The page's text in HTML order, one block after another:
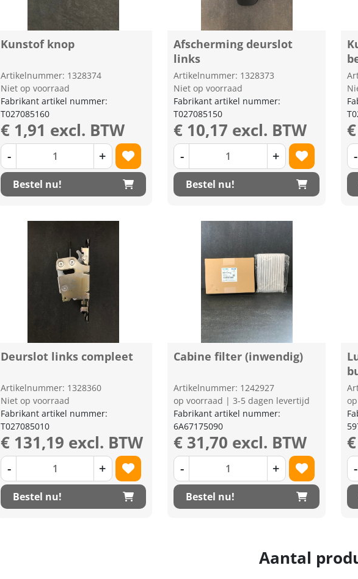
Kunstof knop
Artikelnummer: 1328374
Niet op voorraad
Fabrikant artikel nummer:
T027085160
€ 1,91 excl. BTW
- +
Bestel nu!
Afscherming deurslot
links
Artikelnummer: 1328373
Niet op voorraad
Fabrikant artikel nummer:
T027085150
€ 10,17 excl. BTW
- +
Bestel nu!
-
Deurslot links compleet
Artikelnummer: 1328360
Niet op voorraad
Fabrikant artikel nummer:
T027085010
€ 131,19 excl. BTW
- +
Bestel nu!
Cabine filter (inwendig)
Artikelnummer: 1242927
op voorraad | 3-5 dagen levertijd
Fabrikant artikel nummer:
6A67175090
€ 31,70 excl. BTW
- +
Bestel nu!
-
Aantal